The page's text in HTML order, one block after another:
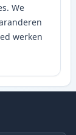
We
werken